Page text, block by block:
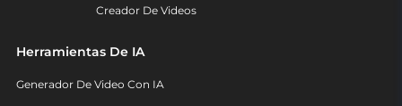
Creador De Videos
Herramientas De IA
Generador De Video Con IA